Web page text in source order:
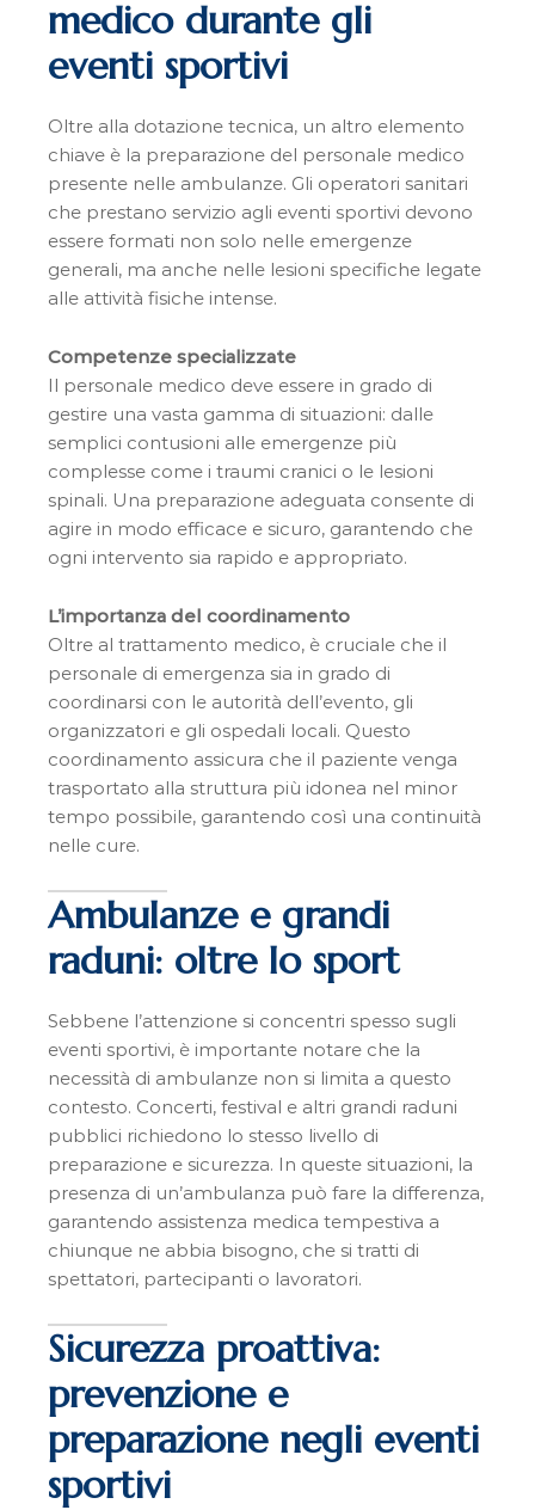
medico durante gli
eventi sportivi
Oltre alla dotazione tecnica, un altro elemento
chiave è la preparazione del personale medico
presente nelle ambulanze. Gli operatori sanitari
che prestano servizio agli eventi sportivi devono
essere formati non solo nelle emergenze
generali, ma anche nelle lesioni specifiche legate
alle attività fisiche intense.
Competenze specializzate
Il personale medico deve essere in grado di
gestire una vasta gamma di situazioni: dalle
semplici contusioni alle emergenze più
complesse come i traumi cranici o le lesioni
spinali. Una preparazione adeguata consente di
agire in modo efficace e sicuro, garantendo che
ogni intervento sia rapido e appropriato.
L’importanza del coordinamento
Oltre al trattamento medico, è cruciale che il
personale di emergenza sia in grado di
coordinarsi con le autorità dell’evento, gli
organizzatori e gli ospedali locali. Questo
coordinamento assicura che il paziente venga
trasportato alla struttura più idonea nel minor
tempo possibile, garantendo così una continuità
nelle cure.
Ambulanze e grandi
raduni: oltre lo sport
Sebbene l’attenzione si concentri spesso sugli
eventi sportivi, è importante notare che la
necessità di ambulanze non si limita a questo
contesto. Concerti, festival e altri grandi raduni
pubblici richiedono lo stesso livello di
preparazione e sicurezza. In queste situazioni, la
presenza di un’ambulanza può fare la differenza,
garantendo assistenza medica tempestiva a
chiunque ne abbia bisogno, che si tratti di
spettatori, partecipanti o lavoratori.
Sicurezza proattiva:
prevenzione e
preparazione negli eventi
sportivi